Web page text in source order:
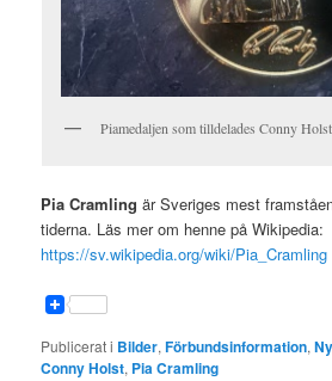
Piamedaljen som tilldelades Conny
Pia Cramling är Sveriges mest
tiderna. Läs mer om henne på Wikipedia:
https://sv.wikipedia.org/wiki/Pia_Cramling
Publicerat i Bilder,Förbundsinformation,
Conny Holst, Pia Cramling